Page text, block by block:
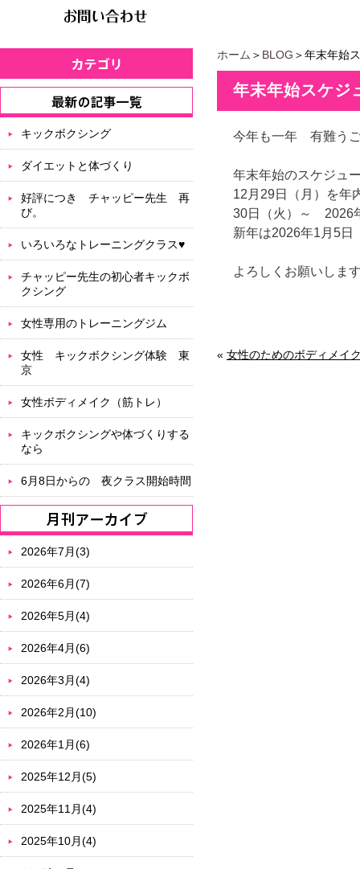
ホーム ＞ BLOG ＞年末年始
年末年始スケジ
今年も一年 有難う
年末年始のスケジュ
12月29日（月）を年
30日（火）～ 2026
新年は2026年1月5
よろしくお願いしま
« 女性のためのボディメイ
キックボクシング
ダイエットと体づくり
好評につき チャッピー先生 再
び。
いろいろなトレーニングクラス♥
チャッピー先生の初心者キックボ
クシング
女性専用のトレーニングジム
女性 キックボクシング体験 東
京
女性ボディメイク（筋トレ）
キックボクシングや体づくりする
なら
6月8日からの 夜クラス開始時間
2026年7月(3)
2026年6月(7)
2026年5月(4)
2026年4月(6)
2026年3月(4)
2026年2月(10)
2026年1月(6)
2025年12月(5)
2025年11月(4)
2025年10月(4)